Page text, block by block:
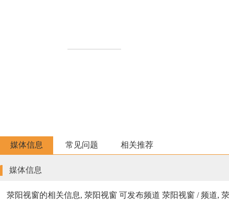
媒体信息 常见问题 相关推荐
媒体信息
荥阳视窗的相关信息, 荥阳视窗 可发布频道 荥阳视窗 / 频道,